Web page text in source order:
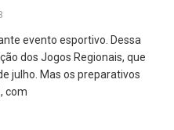
evento esportivo. Dessa
dos Jogos Regionais, que
julho. Mas os preparativos
com